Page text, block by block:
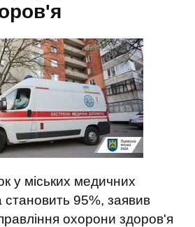
у міських медичних
95%, заявив
охорони здоров'я